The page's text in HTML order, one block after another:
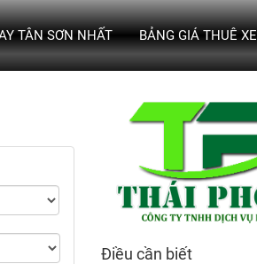
TÂN SƠN NHẤT BẢNG GIÁ THUÊ XE
Điều cần biết